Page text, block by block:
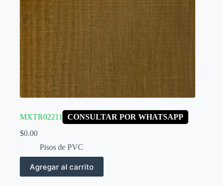
MXTR02211
CONSULTAR POR WHATSAPP
$0.00
Pisos de PVC
Agregar al carrito